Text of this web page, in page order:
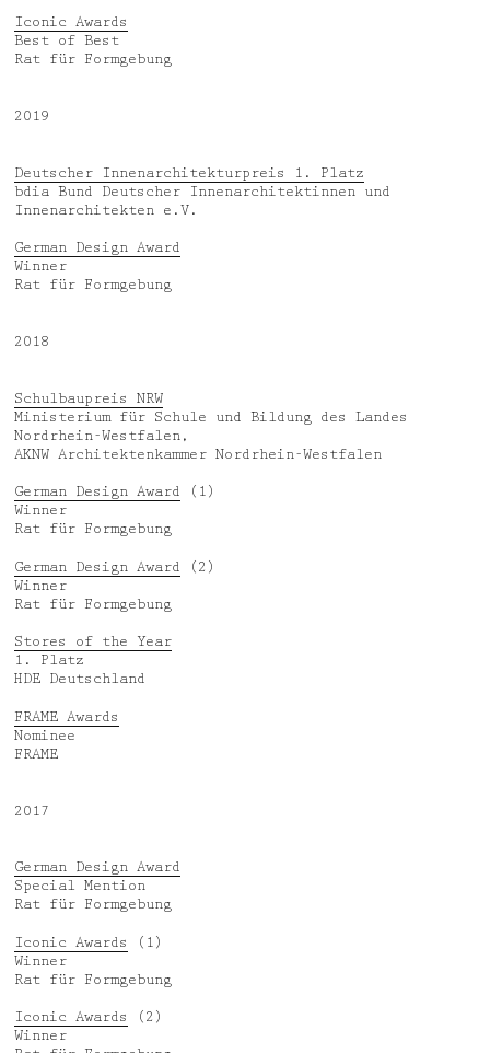
Iconic Awards
Best of Best
Rat für Formgebung
2019
Deutscher Innenarchitekturpreis 1. Platz
bdia Bund Deutscher Innenarchitektinnen und
Innenarchitekten e.V.
German Design Award
Winner
Rat für Formgebung
2018
Schulbaupreis NRW
Ministerium für Schule und Bildung des Landes
Nordrhein-Westfalen,
AKNW Architektenkammer Nordrhein-Westfalen
German Design Award (1)
Winner
Rat für Formgebung
German Design Award (2)
Winner
Rat für Formgebung
Stores of the Year
1. Platz
HDE Deutschland
FRAME Awards
Nominee
FRAME
2017
German Design Award
Special Mention
Rat für Formgebung
Iconic Awards (1)
Winner
Rat für Formgebung
Iconic Awards (2)
Winner